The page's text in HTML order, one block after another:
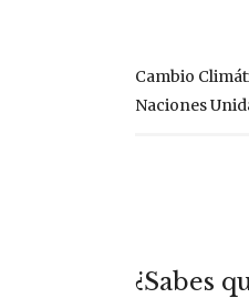
Cambio
Naciones
¿Sabes